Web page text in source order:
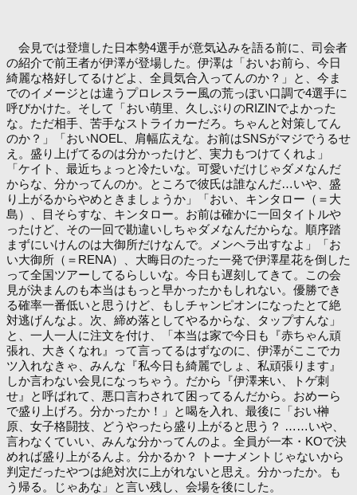
会見では登壇した日本勢4選手が意気込みを語る前に、司会者
の紹介で前王者が伊澤が登場した。伊澤は「おいお前ら、今日
綺麗な格好してるけどよ、全員気合入ってんのか？」と、今ま
でのイメージとは違うプロレスラー風の荒っぽい口調で4選手に
呼びかけた。そして「おい萌里、久しぶりのRIZINでよかった
な。ただ相手、苦手なストライカーだろ。ちゃんと対策してん
のか？」「おいNOEL、肩幅広えな。お前はSNSがマジでうるせ
え。盛り上げてるのは分かったけど、実力もつけてくれよ」
「ケイト、最近ちょっと冷たいな。可愛いだけじゃダメなんだ
からな、分かってんのか。ところで彼氏は誰なんだ…いや、盛
り上がるからやめときましょうか」「おい、キンタロー（＝大
島）、目そらすな、キンタロー。お前は確かに一回タイトルや
ったけど、その一回で勘違いしちゃダメなんだからな。順序踏
まずにいけんのは大御所だけなんで。メンヘラ出すなよ」「お
い大御所（＝RENA）、大晦日のたった一発で伊澤星花を倒した
って全国ツアーしてるらしいな。今日も遅刻してきて。この会
見が決まんのも本当はもっと早かったかもしれない。優勝でき
る確率一番低いと思うけど、もしチャンピオンになったとて絶
対逃げんなよ。次、締め落としてやるからな、タップすんな」
と、一人一人に注文を付け、「本当は家で今日も『赤ちゃん頑
張れ、大きくなれ』って言ってるはずなのに、伊澤がここでカ
ツ入れなきゃ、みんな『私今日も綺麗でしょ、私頑張ります』
しか言わない会見になっちゃう。だから『伊澤来い、トゲ刺
せ』と呼ばれて、悪口言わされて困ってるんだから。おめーら
で盛り上げろ。分かったか！」と喝を入れ、最後に「おい榊
原、女子格闘技、どうやったら盛り上がると思う？ ……いや、
言わなくていい、みんな分かってんのよ。全員が一本・KOで決
めれば盛り上がるんよ。分かるか？ トーナメントじゃないから
判定だったやつは絶対次に上がれないと思え。分かったか。も
う帰る。じゃあな」と言い残し、会場を後にした。